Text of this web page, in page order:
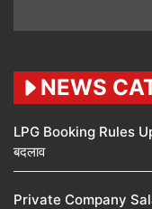
NEWS
LPG Booking Rules
बदलाव
Private Company